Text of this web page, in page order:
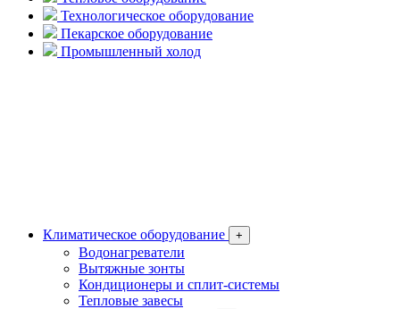
Технологическое оборудование
Пекарское оборудование
Промышленный холод
Климатическое оборудование +
Водонагреватели
Вытяжные зонты
Кондиционеры и сплит-системы
Тепловые завесы